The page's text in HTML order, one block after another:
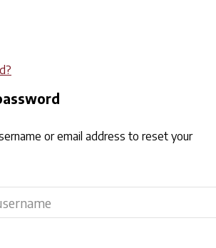
or email address to reset your